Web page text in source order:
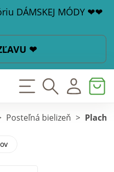
DÁMSKEJ MÓDY ❤❤
❤
Posteľná bielizeň >